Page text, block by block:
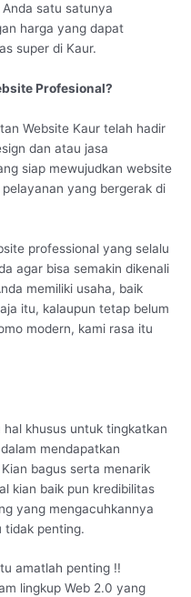
satu satunya
harga yang dapat
super di Kaur.
Profesional?
Website Kaur telah hadir
dan atau jasa
siap mewujudkan website
pelayanan yang bergerak di
professional yang selalu
agar bisa semakin dikenali
memiliki usaha, baik
itu, kalaupun tetap belum
modern, kami rasa itu
khusus untuk tingkatkan
mendapatkan
bagus serta menarik
kian baik pun kredibilitas
yang mengacuhkannya
tidak penting.
amatlah penting !!
lingkup Web 2.0 yang